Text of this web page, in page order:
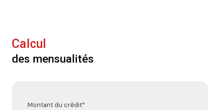
Calcul
des mensualités
Montant du crédit*